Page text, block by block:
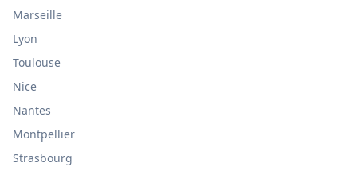
Marseille
Lyon
Toulouse
Nice
Nantes
Montpellier
Strasbourg